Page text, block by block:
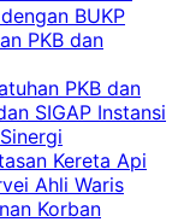
BUKP
PKB dan
PKB dan
SIGAP Instansi
Kereta Api
Ahli Waris
Korban